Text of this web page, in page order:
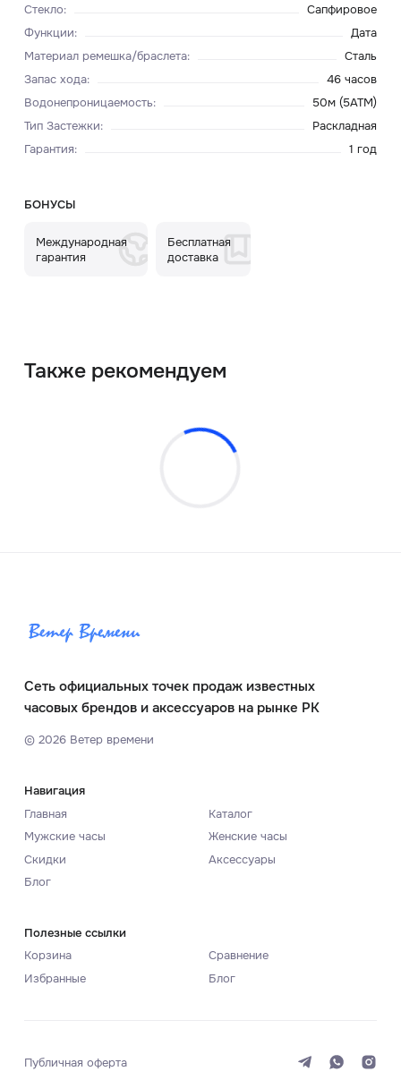
Стекло:
Сапфировое
Функции:
Дата
Материал ремешка/браслета:
Сталь
Запас хода:
46 часов
Водонепроницаемость:
50м (5ATM)
Тип Застежки:
Раскладная
Гарантия: 1 год
БОНУСЫ
Международная
гарантия
Бесплатная
доставка
Также рекомендуем
Сеть официальных точек продаж известных
часовых брендов и аксессуаров на рынке РК
© 2026Ветер времени
Навигация
Главная
Каталог
Мужские часы
Женские часы
Скидки
Аксессуары
Блог
Полезные ссылки
Корзина
Сравнение
Избранные
Блог
Публичная оферта Светлая